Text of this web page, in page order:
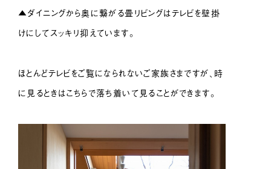
▲ダイニングから奥に繋がる畳リビングはテレビを壁掛
けにしてスッキリ抑えています。
ほとんどテレビをご覧になられないご家族さまですが、時
に見るときはこちらで落ち着いて見ることができます。